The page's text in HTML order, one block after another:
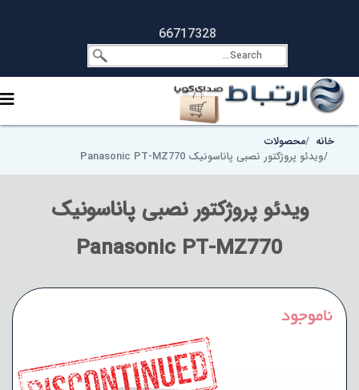
66717328
خانه
محصولات
ویدئو پروژکتور نصبی پاناسونیک Panasonic PT-MZ770
ویدئو پروژکتور نصبی پاناسونیک
Panasonic PT-MZ770